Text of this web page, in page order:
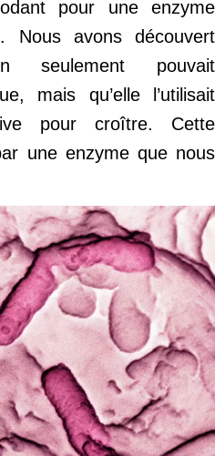
pour une enzyme
Nous avons découvert
seulement pouvait
mais qu’elle l’utilisait
pour croître. Cette
une enzyme que nous